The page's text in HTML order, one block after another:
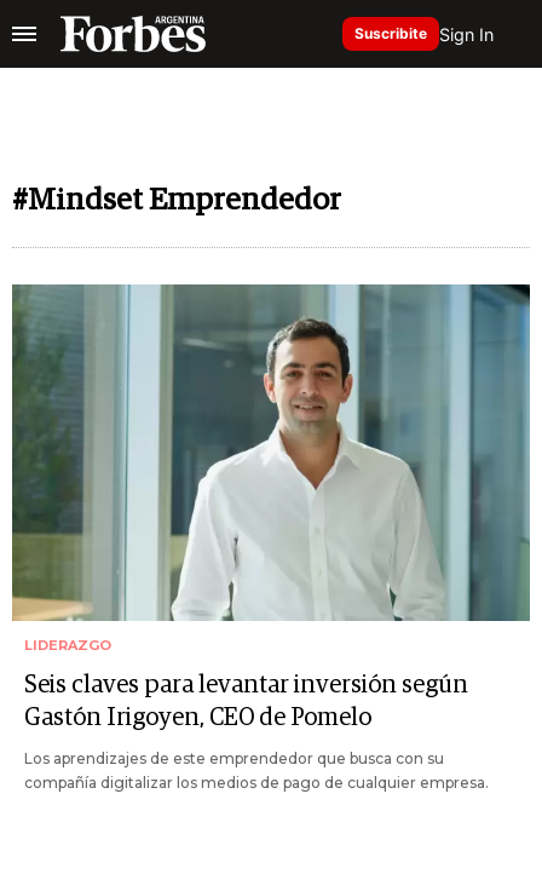
Suscribite Sign In
#Mindset Emprendedor
LIDERAZGO
Seis claves para levantar inversión según
Gastón Irigoyen, CEO de Pomelo
Los aprendizajes de este emprendedor que busca con su
compañía digitalizar los medios de pago de cualquier empresa.